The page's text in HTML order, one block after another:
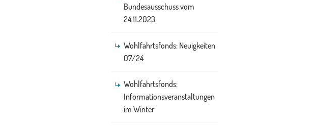
Bundesausschuss vom
24.11.2023
Wohlfahrtsfonds: Neuigkeiten
07/24
Wohlfahrtsfonds:
Informationsveranstaltungen
im Winter